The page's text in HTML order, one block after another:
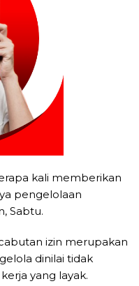
kali memberikan
pengelolaan
Sabtu.
izin merupakan
dinilai tidak
yang layak.